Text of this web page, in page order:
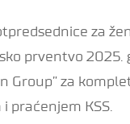
za
prventvo 2025.
Group” za
praćenjem KSS.